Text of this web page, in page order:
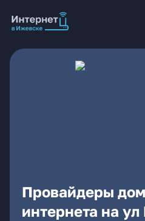
Провайдеры
интернета на